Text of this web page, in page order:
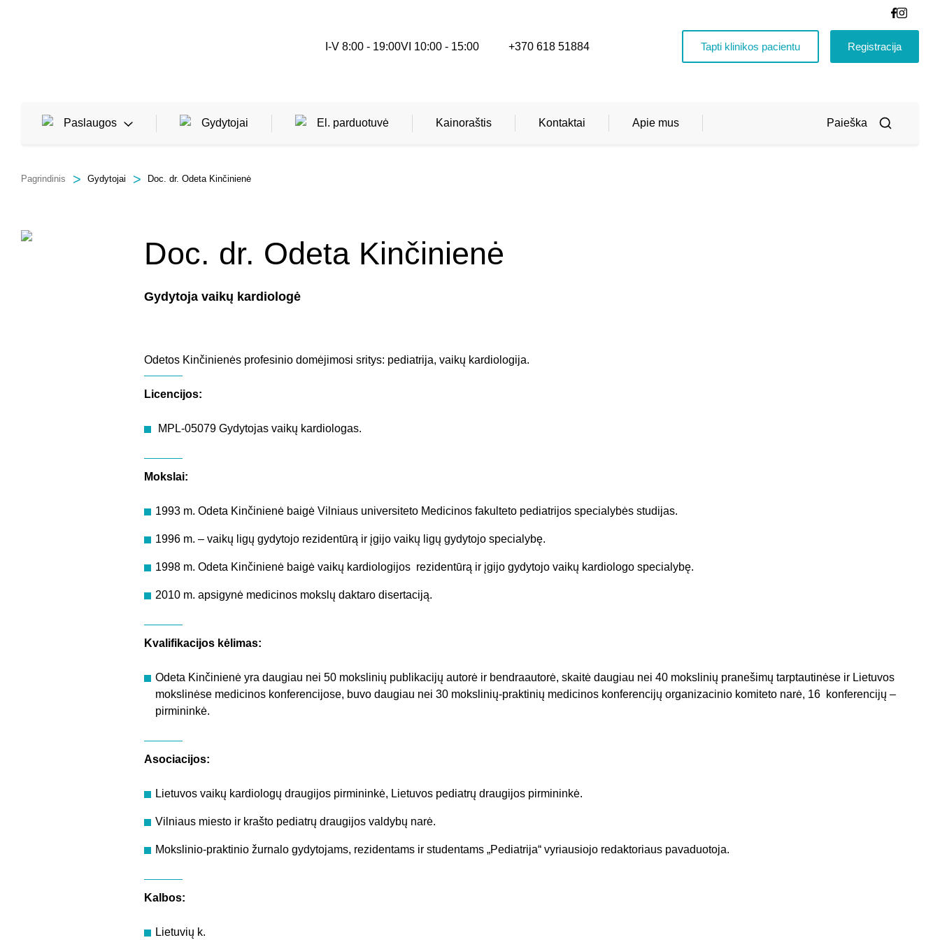
I-V 8:00 - 19:00VI 10:00 - 15:00 +370 618 51884 Tapti klinikos pacientu Registracija
Paslaugos
Teritorinės ligonių kasos (TLK) apmokamos
Gydytojai El. parduotuvė Kainoraštis Kontaktai Apie mus
Pagrindinis Gydytojai Doc. dr. Odeta Kinčinienė
Doc. dr. Odeta Kinčinienė
Gydytoja vaikų kardiologė
Odetos Kinčinienės profesinio domėjimosi sritys: pediatrija, vaikų kardiologija.
Licencijos:
MPL-05079 Gydytojas vaikų kardiologas.
Mokslai:
1993 m. Odeta Kinčinienė baigė Vilniaus universiteto Medicinos fakulteto pediatrijos specialybės studijas.
1996 m. – vaikų ligų gydytojo rezidentūrą ir įgijo vaikų ligų gydytojo specialybę.
1998 m. Odeta Kinčinienė baigė vaikų kardiologijos rezidentūrą ir įgijo gydytojo vaikų kardiologo specialybę.
2010 m. apsigynė medicinos mokslų daktaro disertaciją.
Kvalifikacijos kėlimas:
Odeta Kinčinienė yra daugiau nei 50 mokslinių publikacijų autorė ir bendraautorė, skaitė daugiau nei 40 mokslinių pranešimų tarptautinėse ir Lietuvos
mokslinėse medicinos konferencijose, buvo daugiau nei 30 mokslinių-praktinių medicinos konferencijų organizacinio komiteto narė, 16 konferencijų –
pirmininkė.
Asociacijos:
Lietuvos vaikų kardiologų draugijos pirmininkė, Lietuvos pediatrų draugijos pirmininkė.
Vilniaus miesto ir krašto pediatrų draugijos valdybų narė.
Mokslinio-praktinio žurnalo gydytojams, rezidentams ir studentams „Pediatrija“ vyriausiojo redaktoriaus pavaduotoja.
Kalbos:
Lietuvių k.